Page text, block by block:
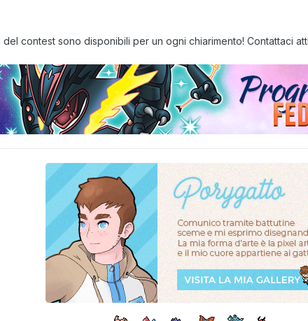
contest sono disponibili per un ogni chiarimento! Contattaci